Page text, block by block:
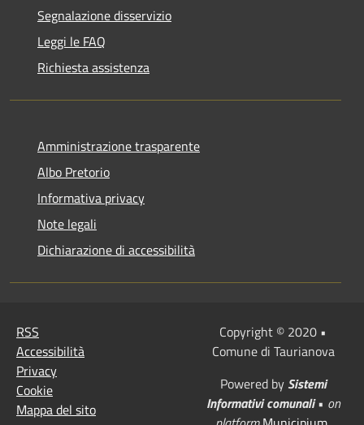
Segnalazione disservizio
Leggi le FAQ
Richiesta assistenza
Amministrazione trasparente
Albo Pretorio
Informativa privacy
Note legali
Dichiarazione di accessibilità
RSS
Accessibilità
Privacy
Cookie
Mappa del sito
Copyright © 2020 •
Comune di Taurianova
Powered by Sistemi
Informativi comunali• on